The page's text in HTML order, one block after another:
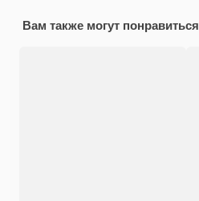
Вам также могут